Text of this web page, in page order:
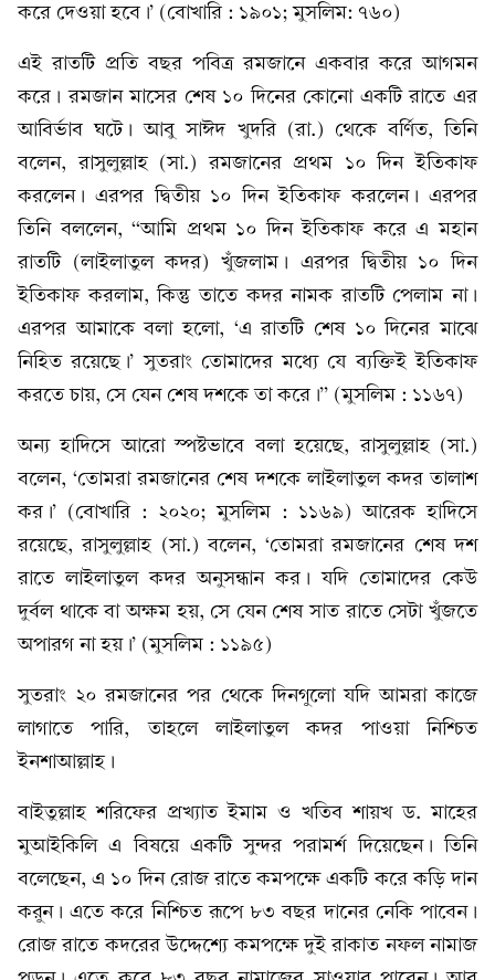
করে দেওয়া হবে।’ (বোখারি : ১৯০১; মুসলিম: ৭৬০)
এই রাতটি প্রতি বছর পবিত্র রমজানে একবার করে আগমন
করে। রমজান মাসের শেষ ১০ দিনের কোনো একটি রাতে এর
আবির্ভাব ঘটে। আবু সাঈদ খুদরি (রা.) থেকে বর্ণিত, তিনি
বলেন, রাসুলুল্লাহ (সা.) রমজানের প্রথম ১০ দিন ইতিকাফ
করলেন। এরপর দ্বিতীয় ১০ দিন ইতিকাফ করলেন। এরপর
তিনি বললেন, ‘‘আমি প্রথম ১০ দিন ইতিকাফ করে এ মহান
রাতটি (লাইলাতুল কদর) খুঁজলাম। এরপর দ্বিতীয় ১০ দিন
ইতিকাফ করলাম, কিন্তু তাতে কদর নামক রাতটি পেলাম না।
এরপর আমাকে বলা হলো, ‘এ রাতটি শেষ ১০ দিনের মাঝে
নিহিত রয়েছে।’ সুতরাং তোমাদের মধ্যে যে ব্যক্তিই ইতিকাফ
করতে চায়, সে যেন শেষ দশকে তা করে।’’ (মুসলিম : ১১৬৭)
অন্য হাদিসে আরো স্পষ্টভাবে বলা হয়েছে, রাসুলুল্লাহ (সা.)
বলেন, ‘তোমরা রমজানের শেষ দশকে লাইলাতুল কদর তালাশ
কর।’ (বোখারি : ২০২০; মুসলিম : ১১৬৯) আরেক হাদিসে
রয়েছে, রাসুলুল্লাহ (সা.) বলেন, ‘তোমরা রমজানের শেষ দশ
রাতে লাইলাতুল কদর অনুসন্ধান কর। যদি তোমাদের কেউ
দুর্বল থাকে বা অক্ষম হয়, সে যেন শেষ সাত রাতে সেটা খুঁজতে
অপারগ না হয়।’ (মুসলিম : ১১৯৫)
সুতরাং ২০ রমজানের পর থেকে দিনগুলো যদি আমরা কাজে
লাগাতে পারি, তাহলে লাইলাতুল কদর পাওয়া নিশ্চিত
ইনশাআল্লাহ।
বাইতুল্লাহ শরিফের প্রখ্যাত ইমাম ও খতিব শায়খ ড. মাহের
মুআইকিলি এ বিষয়ে একটি সুন্দর পরামর্শ দিয়েছেন। তিনি
বলেছেন, এ ১০ দিন রোজ রাতে কমপক্ষে একটি করে কড়ি দান
করুন। এতে করে নিশ্চিত রূপে ৮৩ বছর দানের নেকি পাবেন।
রোজ রাতে কদরের উদ্দেশ্যে কমপক্ষে দুই রাকাত নফল নামাজ